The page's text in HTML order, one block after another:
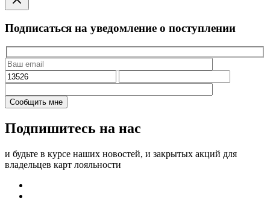
Подписаться на уведомление о поступлении
Подпишитесь на нас
и будьте в курсе наших новостей, и закрытых акций для
владельцев карт лояльности